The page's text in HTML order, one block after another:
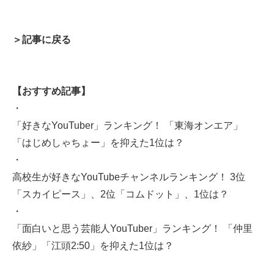
＞記事に戻る
【おすすめ記事】
・
「好きなYouTuber」ランキング！ 「東海オンエア」
「はじめしゃちょー」を抑えた1位は？
・
高校生が好きなYouTubeチャンネルランキング！ 3位
「スカイピース」、2位「コムドット」、1位は？
・
「面白いと思う芸能人YouTuber」ランキング！ 「仲里
依紗」「江頭2:50」を抑えた1位は？